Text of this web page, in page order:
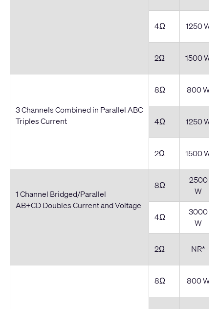
4Ω 1250 W
2Ω 1500 W
3 Channels Combined in Parallel ABC
Triples Current
8Ω 800 W
4Ω 1250 W
2Ω 1500 W
1 Channel Bridged/Parallel
AB+CD Doubles Current and Voltage
8Ω
2500
W
4Ω
3000
W
2Ω NR*
8Ω 800 W